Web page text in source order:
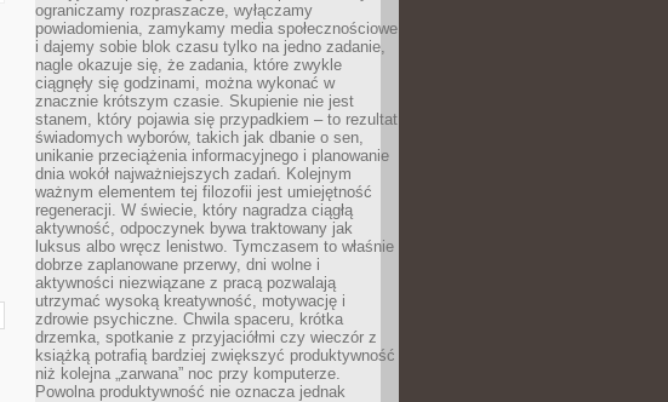
ograniczamy rozpraszacze, wyłączamy
powiadomienia, zamykamy media społecznościowe
i dajemy sobie blok czasu tylko na jedno zadanie,
nagle okazuje się, że zadania, które zwykle
ciągnęły się godzinami, można wykonać w
znacznie krótszym czasie. Skupienie nie jest
stanem, który pojawia się przypadkiem – to rezultat
świadomych wyborów, takich jak dbanie o sen,
unikanie przeciążenia informacyjnego i planowanie
dnia wokół najważniejszych zadań. Kolejnym
ważnym elementem tej filozofii jest umiejętność
regeneracji. W świecie, który nagradza ciągłą
aktywność, odpoczynek bywa traktowany jak
luksus albo wręcz lenistwo. Tymczasem to właśnie
dobrze zaplanowane przerwy, dni wolne i
aktywności niezwiązane z pracą pozwalają
utrzymać wysoką kreatywność, motywację i
zdrowie psychiczne. Chwila spaceru, krótka
drzemka, spotkanie z przyjaciółmi czy wieczór z
książką potrafią bardziej zwiększyć produktywność
niż kolejna „zarwana” noc przy komputerze.
Powolna produktywność nie oznacza jednak